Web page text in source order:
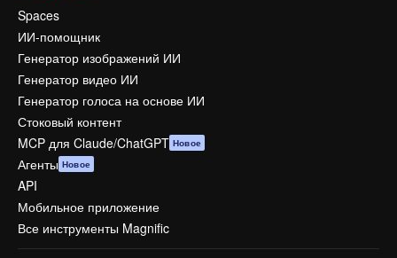
Spaces
ИИ-помощник
Генератор изображений ИИ
Генератор видео ИИ
Генератор голоса на основе ИИ
Стоковый контент
MCP для Claude/ChatGPT Новое
Агенты Новое
API
Мобильное приложение
Все инструменты Magnific